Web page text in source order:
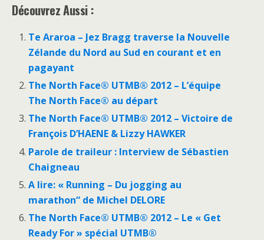
Découvrez Aussi :
Te Araroa – Jez Bragg traverse la Nouvelle
Zélande du Nord au Sud en courant et en
pagayant
The North Face® UTMB® 2012 – L’équipe
The North Face® au départ
The North Face® UTMB® 2012 – Victoire de
François D’HAENE & Lizzy HAWKER
Parole de traileur : Interview de Sébastien
Chaigneau
A lire: « Running – Du jogging au
marathon“ de Michel DELORE
The North Face® UTMB® 2012 – Le « Get
Ready For » spécial UTMB®